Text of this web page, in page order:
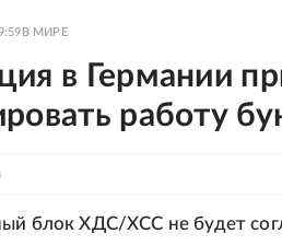
В МИРЕ
в Германии
работу
блок ХДС/ХСС не будет